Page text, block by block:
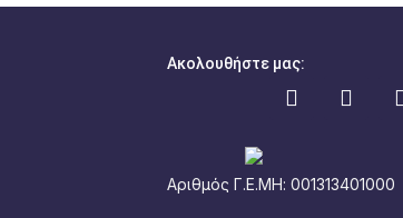
Ακολουθήστε μας:
Αριθμός Γ.Ε.ΜΗ: 001313401000